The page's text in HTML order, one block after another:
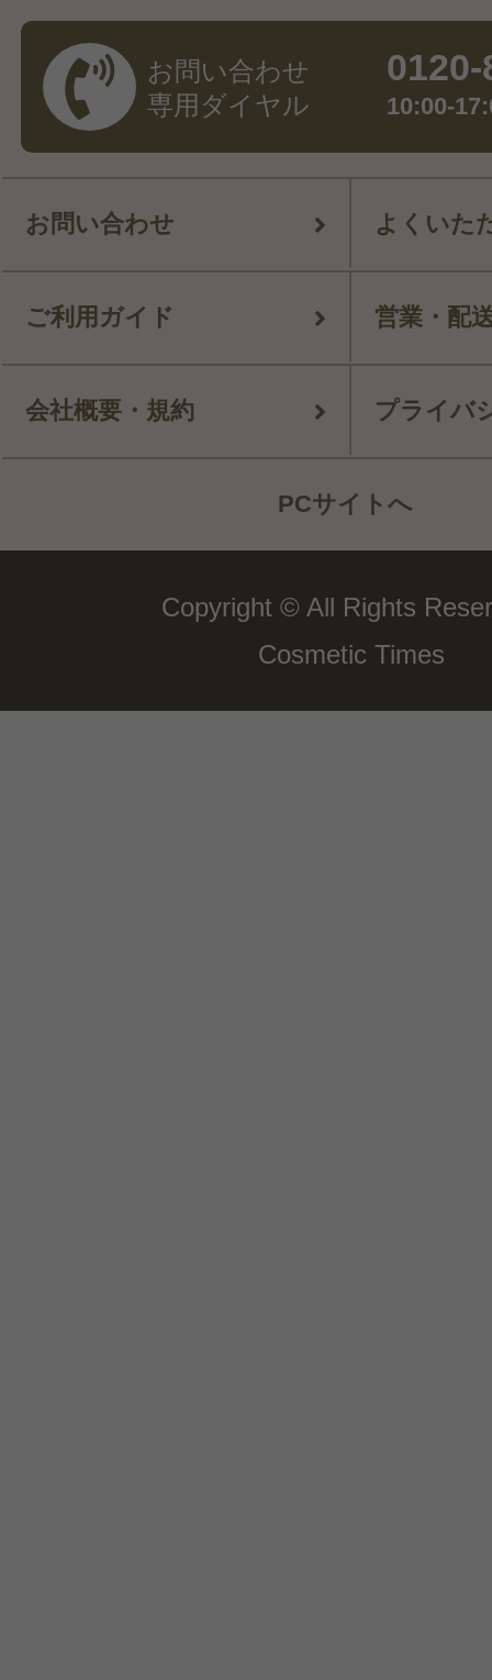
お問い合わせ
専用ダイヤル
10:00-
お問い合わせ よくいた
ご利用ガイド 営業・配
会社概要・規約 プライバ
PCサイトへ
Copyright © All Rights
Cosmetic Times